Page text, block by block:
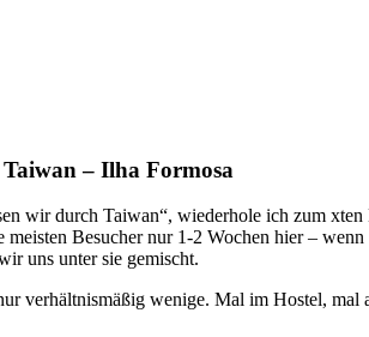
– Ilha Formosa
wir durch Taiwan“, wiederhole ich zum
meisten Besucher nur 1-2 Wochen hier –
uns unter sie gemischt.
verhältnismäßig wenige. Mal im Hostel,